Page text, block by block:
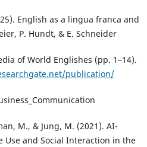
English as a lingua franca and
P. Hundt, & E. Schneider
of World Englishes (pp. 1–14).
publication/
M., & Jung, M. (2021). AI-
Use and Social Interaction in the